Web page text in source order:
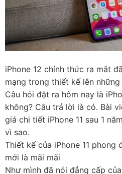
iPhone 12 chính thức ra mắt
mạng trong thiết kế lên
Câu hỏi đặt ra hôm nay là
không? Câu trả lời là có. Bài
giá chi tiết iPhone 11 sau 1
vì sao.
Thiết kế của iPhone 11 phong
mới là mãi mãi
Như mình đã nói đẳng cấp